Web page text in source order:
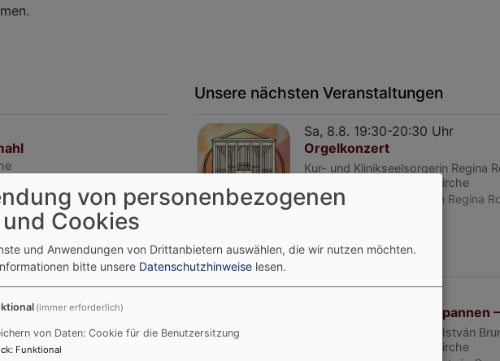
Unsere nächsten Veranstaltungen
Sa, 8.8. 19:30-20:30 Uhr
Orgelkonzert
Kur- und Klinikseelsorgerin Regina
Emmauskirche
Kur- und Klinikseelsorgerin Regina
Z.E.N. Zuhören - Entspannen
Kur- und Klinikseelsorger István
Emmauskirche
von personenbezogenen
Cookies
und Anwendungen von Drittanbietern auswählen, die wir nutzen möchten.
bitte unsere Datenschutzhinweise lesen.
(immer erforderlich)
von Daten: Cookie für die Benutzersitzung
: Funktional